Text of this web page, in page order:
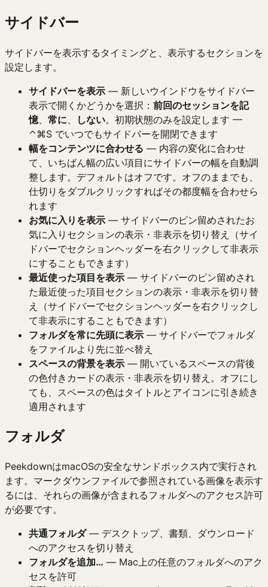
サイドバー
サイドバーを表示するタイミングと、表示するセクションを
設定します。
サイドバーを表示 — 新しいウインドウをサイドバー
表示で開くかどうかを選択： 前回のセッションを記
憶、 常に しない。初期状態のみを設定します —
⌃⌘S でいつでもサイドバーを開閉できます
幅をコンテンツに合わせる — 内容の変化に合わせ
て、いちばん幅の広い項目にサイドバーの幅を自動調
整します。デフォルトはオフです。オフのままでも、
仕切りをダブルクリックすればその都度幅を合わせら
れます
お気に入りを表示 — サイドバーのピン留めされたお
気に入りセクションの表示・非表示を切り替え（サイ
ドバーでセクションヘッダーを右クリックして非表示
にすることもできます）
最近使った項目を表示 — サイドバーのピン留めされ
た最近使った項目セクションの表示・非表示を切り替
え（サイドバーでセクションヘッダーを右クリックし
て非表示にすることもできます）
フォルダを常に先頭に表示 — サイドバーでフォルダ
をファイルより先に並べ替え
スペースの背景を表示 — 開いているスペースの背後
の色付きカードの表示・非表示を切り替え。オフにし
ても、スペースの色はタイトルとアイコンに引き続き
適用されます
フォルダ
PeekdownはmacOSの安全なサンドボックス内で実行され
ます。マークダウンファイルで参照されている画像を表示す
るには、それらの画像が含まれるフォルダへのアクセス許可
が必要です。
共通フォルダ— デスクトップ、書類、ダウンロード
へのアクセスを切り替え
フォルダを追加… — Mac上の任意のフォルダへのアク
セスを許可